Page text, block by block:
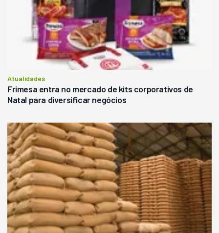
Atualidades
Frimesa entra no mercado de kits corporativos de
Natal para diversificar negócios